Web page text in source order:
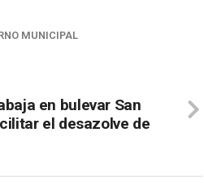
MUNICIPAL
en bulevar San
el desazolve de